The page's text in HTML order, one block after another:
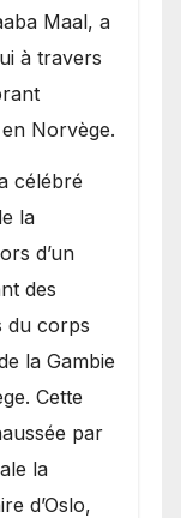
Maal, a
à travers
Norvège.
célébré
la
d’un
des
du corps
la Gambie
Cette
par
la
d’Oslo,